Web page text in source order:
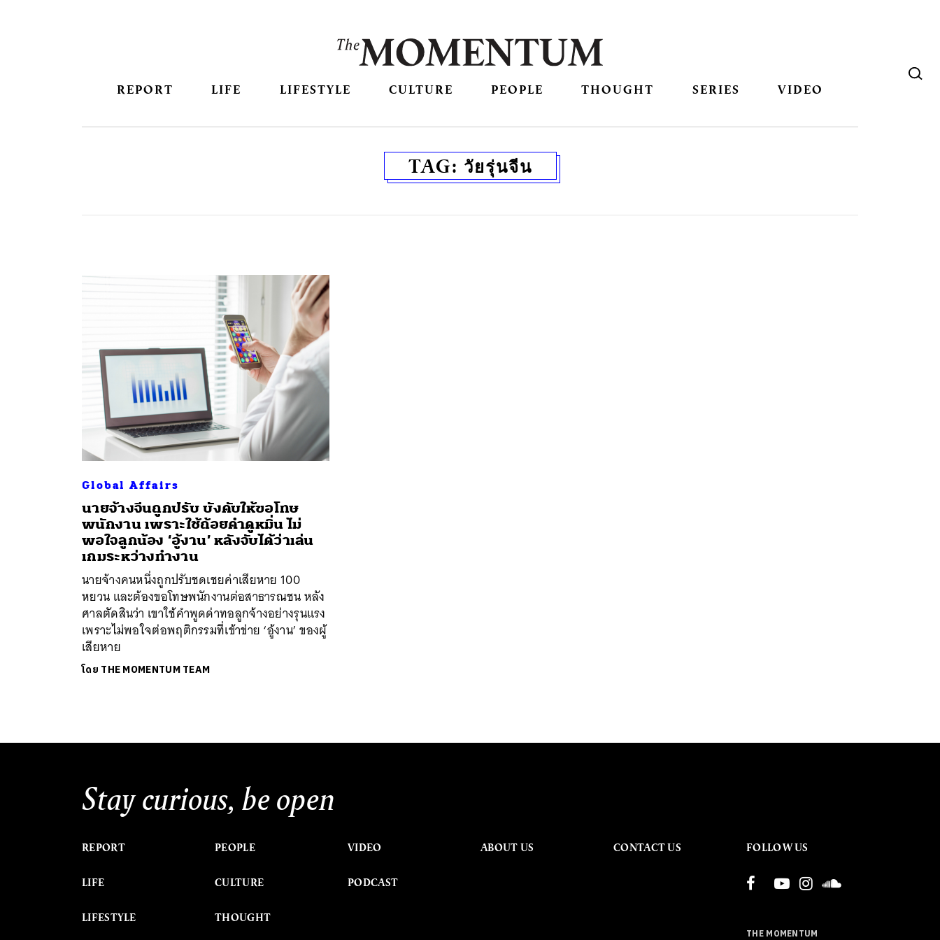
REPORT LIFE LIFESTYLE CULTURE PEOPLE THOUGHT SERIES VIDEO
TAG: วัยรุ่นจีน
Global Affairs
นายจ้างจีนถูกปรับ บังคับให้ขอโทษ
พนักงาน เพราะใช้ถ้อยคำดูหมิ่น ไม่
พอใจลูกน้อง ‘อู้งาน’ หลังจับได้ว่าเล่น
เกมระหว่างทำงาน
นายจ้างคนหนึ่งถูกปรับชดเชยค่าเสียหาย 100
หยวน และต้องขอโทษพนักงานต่อสาธารณชน หลัง
ศาลตัดสินว่า เขาใช้คำพูดด่าทอลูกจ้างอย่างรุนแรง
เพราะไม่พอใจต่อพฤติกรรมที่เข้าข่าย ‘อู้งาน’ ของผู้
เสียหาย
โดย THE MOMENTUM TEAM
Stay curious, be open
REPORT
LIFE
LIFESTYLE
PEOPLE
CULTURE
THOUGHT
VIDEO
PODCAST
ABOUT US CONTACT US FOLLOW US
THE MOMENTUM
ค้นหา